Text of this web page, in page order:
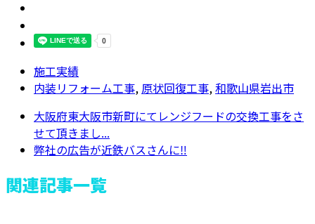
施工実績
内装リフォーム工事, 原状回復工事,和歌山県岩出市
大阪府東大阪市新町にてレンジフードの交換工事をさ
せて頂きまし...
弊社の広告が近鉄バスさんに‼️
関連記事一覧